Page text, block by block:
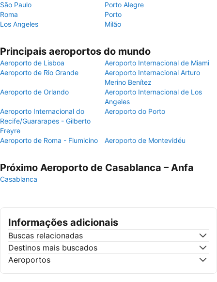
São Paulo
Porto Alegre
Roma
Porto
Los Angeles
Milão
Principais aeroportos do mundo
Aeroporto de Lisboa
Aeroporto Internacional de Miami
Aeroporto de Rio Grande
Aeroporto Internacional Arturo
Merino Benítez
Aeroporto de Orlando
Aeroporto Internacional de Los
Angeles
Aeroporto Internacional do
Recife/Guararapes - Gilberto
Freyre
Aeroporto do Porto
Aeroporto de Roma - Fiumicino Aeroporto de Montevidéu
Próximo Aeroporto de Casablanca – Anfa
Casablanca
Informações adicionais
Buscas relacionadas
Destinos mais buscados
Aeroportos